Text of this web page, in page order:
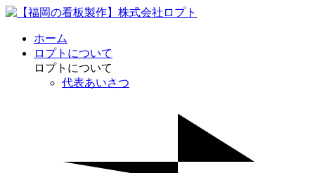
ホーム
ロプトについて
ロプトについて
代表あいさつ